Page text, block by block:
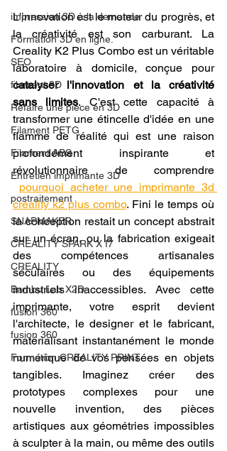
impression 3D à la demande
Formation 3D en ligne.
SEO
filament 3D
Refaire une piece en 3D
Filament PETG
Filament ABS
Entretien imprimante 3D
postraitement
SNAPMAKER
CRÉALITY SPARK X I7
CREALITY
Bambu Lab X2D
fusion 360
fusion 360
Formation CREALITY PRINT
L'innovation est le moteur du progrès, et
la créativité est son carburant. La
Creality K2 Plus Combo est un véritable
laboratoire à domicile, conçue pour
catalyser l'innovation et la créativité
sans limites. C'est cette capacité à
transformer une étincelle d'idée en une
flamme de réalité qui est une raison
profondément inspirante et
révolutionnaire de comprendre
pourquoi acheter une imprimante 3d
créality k2 plus combo. Fini le temps où
la conception restait un concept abstrait
sur un écran, ou la fabrication exigeait
des compétences artisanales
séculaires ou des équipements
industriels inaccessibles. Avec cette
imprimante, votre esprit devient
l'architecte, le designer et le fabricant,
matérialisant instantanément le monde
numérique de vos pensées en objets
tangibles. Imaginez créer des
prototypes complexes pour une
nouvelle invention, des pièces
artistiques aux géométries impossibles
à sculpter à la main, ou même des outils